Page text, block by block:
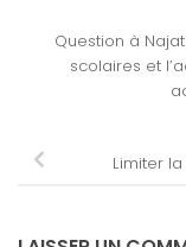
Question à
scolaires et
Limiter